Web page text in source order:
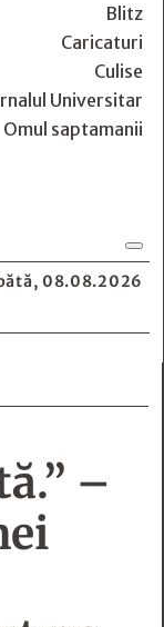
Blitz
Caricaturi
Culise
Universitar
Omul saptamanii
08.08.2026
–